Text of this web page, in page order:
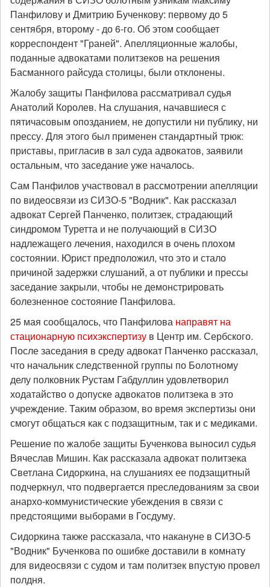
Панфилову и Дмитрию Бученкову: первому до 5
сентября, второму - до 6-го. Об этом сообщает
корреспондент "Граней". Апелляционные жалобы,
поданные адвокатами политзеков на решения
Басманного райсуда столицы, были отклонены.
Жалобу защиты Панфилова рассматривал судья
Анатолий Королев. На слушания, начавшиеся с
пятичасовым опозданием, не допустили ни публику, ни
прессу. Для этого был применен стандартный трюк:
приставы, пригласив в зал суда адвокатов, заявили
остальным, что заседание уже началось.
Сам Панфилов участвовал в рассмотрении апелляции
по видеосвязи из СИЗО-5 "Водник". Как рассказал
адвокат Сергей Панченко, политзек, страдающий
синдромом Туретта и не получающий в СИЗО
надлежащего лечения, находился в очень плохом
состоянии. Юрист предположил, что это и стало
причиной задержки слушаний, а от публики и прессы
заседание закрыли, чтобы не демонстрировать
болезненное состояние Панфилова.
25 мая сообщалось, что Панфилова направят на
стационарную психэкспертизу в Центр им. Сербского.
После заседания в среду адвокат Панченко рассказал,
что начальник следственной группы по Болотному
делу полковник Рустам Габдуллин удовлетворил
ходатайство о допуске адвокатов политзека в это
учреждение. Таким образом, во время экспертизы они
смогут общаться как с подзащитным, так и с медиками.
Решение по жалобе защиты Бученкова выносил судья
Вячеслав Мишин. Как рассказала адвокат политзека
Светлана Сидоркина, на слушаниях ее подзащитный
подчеркнул, что подвергается преследованиям за свои
анархо-коммунистические убеждения в связи с
предстоящими выборами в Госдуму.
Сидоркина также рассказала, что накануне в СИЗО-5
"Водник" Бученкова по ошибке доставили в комнату
для видеосвязи с судом и там политзек впустую провел
полдня.